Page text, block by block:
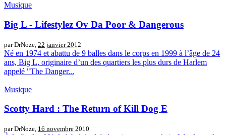
Musique
Big L - Lifestylez Ov Da Poor & Dangerous
par DrNoze, 22 janvier 2012
Né en 1974 et abattu de 9 balles dans le corps en 1999 à l’âge de 24
ans, Big L, originaire d’un des quartiers les plus durs de Harlem
appelé "The Danger...
Musique
Scotty Hard : The Return of Kill Dog E
par DrNoze, 16 novembre 2010